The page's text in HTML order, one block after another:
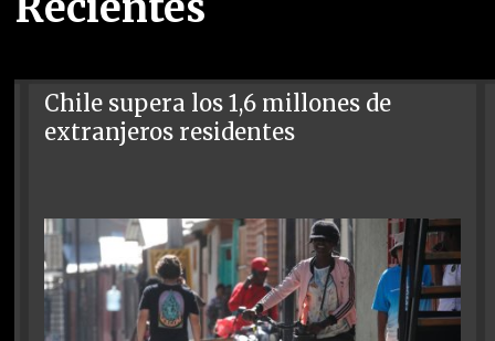
Chile supera los 1,6 millones de
extranjeros residentes